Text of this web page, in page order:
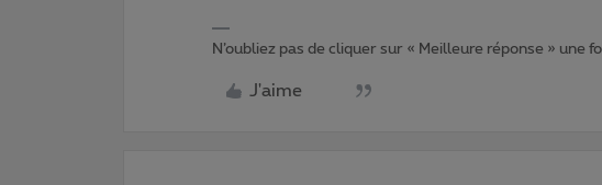
N’oubliez pas de cliquer sur « Meilleure réponse » une
J'aime